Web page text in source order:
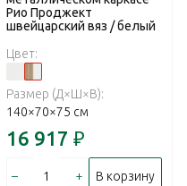
Рио Проджект
швейцарский вяз / белый
Цвет:
Размер (Д×Ш×В):
140×70×75 см
16 917 ₽
– + В корзину